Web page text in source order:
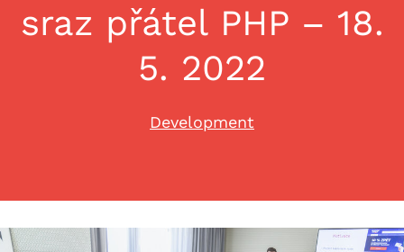
sraz přátel PHP – 18.
5. 2022
Development